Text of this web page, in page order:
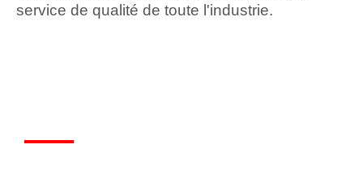
service de qualité de toute l'industrie.